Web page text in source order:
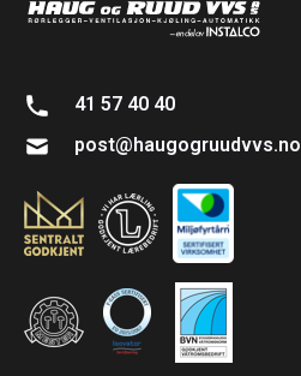
41 57 40 40
post@haugogruudvvs.no